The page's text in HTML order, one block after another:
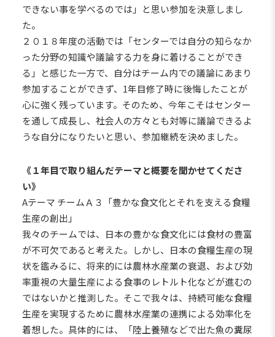
できない事を学べるのでは」と思い参加を決意しまし
た。
２０１８年度の活動では「センターでは自分の知らなか
った分野の知識や議論する力を身に着けることができ
る」と感じた一方で、自分はチーム内での議論にあまり
参加することができず、1年目修了時に後悔したことが
心に強く残っています。そのため、今年こそはセンター
を通して成長し、社会人の方々とも対等に議論できるよ
うな自分になりたいと思い、参加継続を決めました。
《１年目で取り組んだテーマと概要を聞かせてくださ
い》
Aテーマ チームＡ３「豊かな食文化とそれを支える食糧
生産の創出」
我々のチームでは、日本の豊かな食文化には食材の豊富
が不可欠であると考えた。しかし、日本の食糧生産の現
状を鑑みるに、将来的には農林水産業の衰退、および効
率重視の大量生産による食事のレトルト化などが進むの
ではないかと推測した。そこで我々は、持続可能な食糧
生産を実現するために農林水産業の連携による効率化を
着想した。具体的には、「陸上養殖などで出た魚の糞尿